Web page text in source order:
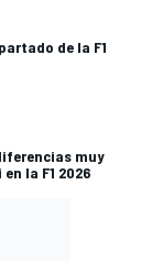
de la F1
muy
la F1 2026